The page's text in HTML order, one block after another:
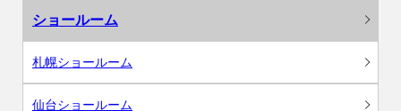
ショールーム
札幌ショールーム
仙台ショールーム